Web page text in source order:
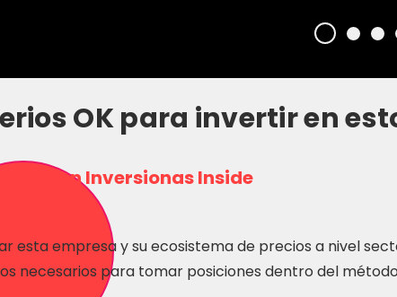
OK para invertir en
en Inversionas Inside
esta empresa y su ecosistema de precios a nivel
necesarios para tomar posiciones dentro del